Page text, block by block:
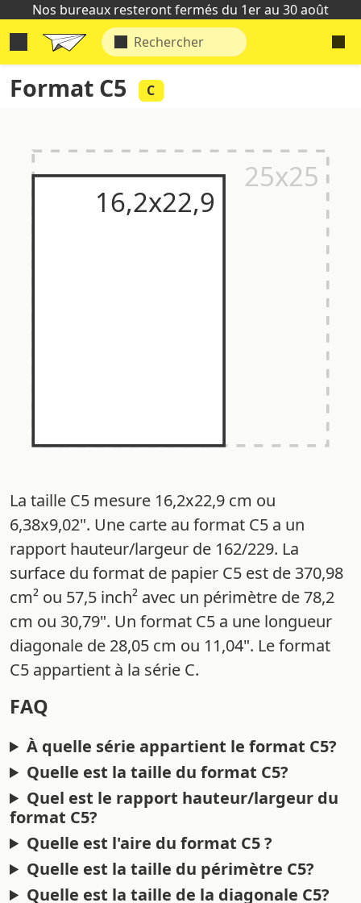
Nos bureaux resteront fermés du 1er au 30 août
Format C5 C
La taille C5 mesure 16,2x22,9 cm ou
6,38x9,02". Une carte au format C5 a un
rapport hauteur/largeur de 162/229. La
surface du format de papier C5 est de 370,98
cm² ou 57,5 inch² avec un périmètre de 78,2
cm ou 30,79". Un format C5 a une longueur
diagonale de 28,05 cm ou 11,04". Le format
C5 appartient à la série C.
FAQ
À quelle série appartient le format C5?
Quelle est la taille du format C5?
Quel est le rapport hauteur/largeur du
format C5?
Quelle est l'aire du format C5 ?
Quelle est la taille du périmètre C5?
Quelle est la taille de la diagonale C5?